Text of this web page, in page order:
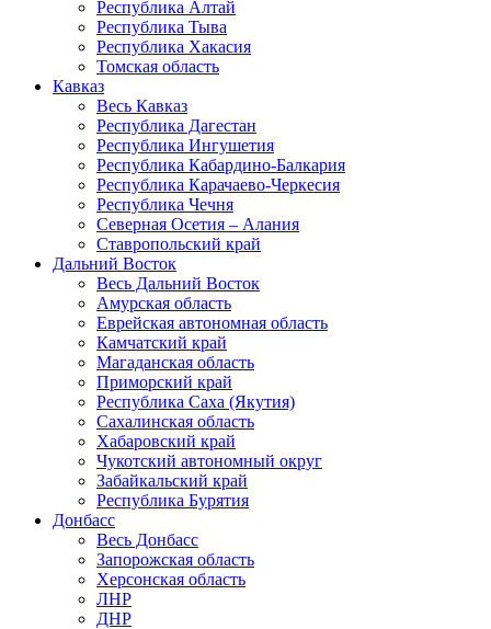
Республика Алтай
Республика Тыва
Республика Хакасия
Томская область
Кавказ
Весь Кавказ
Республика Дагестан
Республика Ингушетия
Республика Кабардино-Балкария
Республика Карачаево-Черкесия
Республика Чечня
Северная Осетия – Алания
Ставропольский край
Дальний Восток
Весь Дальний Восток
Амурская область
Еврейская автономная область
Камчатский край
Магаданская область
Приморский край
Республика Саха (Якутия)
Сахалинская область
Хабаровский край
Чукотский автономный округ
Забайкальский край
Республика Бурятия
Донбасс
Весь Донбасс
Запорожская область
Херсонская область
ЛНР
ДНР